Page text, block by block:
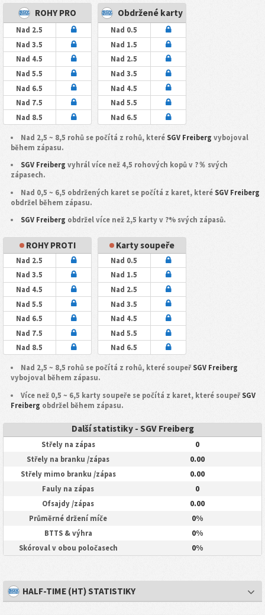
ROHY PRO
Nad 2.5
Nad 3.5
Nad 4.5
Nad 5.5
Nad 6.5
Nad 7.5
Nad 8.5
Obdržené karty
Nad 0.5
Nad 1.5
Nad 2.5
Nad 3.5
Nad 4.5
Nad 5.5
Nad 6.5
Nad 2,5 ~ 8,5 rohů se počítá z rohů, kteréSGV Freiberg vybojoval
během zápasu.
SGV Freiberg vyhrál více než 4,5 rohových kopů v ?％ svých
zápasech.
Nad 0,5 ~ 6,5 obdržených karet se počítá z karet, které SGV Freiberg
obdržel během zápasu.
SGV Freiberg obdržel více než 2,5 karty v ?% svých zápasů.
ROHY PROTI
Nad 2.5
Nad 3.5
Nad 4.5
Nad 5.5
Nad 6.5
Nad 7.5
Nad 8.5
Karty soupeře
Nad 0.5
Nad 1.5
Nad 2.5
Nad 3.5
Nad 4.5
Nad 5.5
Nad 6.5
Nad 2,5 ~ 8,5 rohů se počítá z rohů, které soupeř SGV Freiberg
vybojoval během zápasu.
Více než 0,5 ~ 6,5 karty soupeře se počítá z karet, které soupeř SGV
Freiberg obdržel během zápasu.
Další statistiky - SGV Freiberg
Střely na zápas 0
Střely na branku /zápas 0.00
Střely mimo branku /zápas 0.00
Fauly na zápas 0
Ofsajdy /zápas 0.00
Průměrné držení míče 0%
BTTS & výhra 0%
Skóroval v obou poločasech 0%
HALF-TIME (HT) STATISTIKY